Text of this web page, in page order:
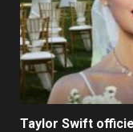
Taylor Swift